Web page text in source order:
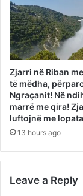
Zjarri në Riban
të mëdha,
Ngraçanit! Në
marrë me qira!
luftojnë me lopata
13 hours ago
Leave a Reply